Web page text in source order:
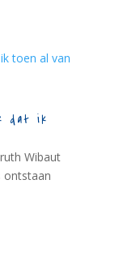
dat ik
Wibaut
ontstaan